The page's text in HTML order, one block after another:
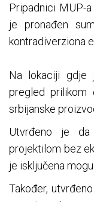
Pripadnici MUP-
je pronađen
kontradiverziona
Na lokaciji gdje
pregled
srbijanske
Utvrđeno јe
proјektilom bez
je isključena
Također,